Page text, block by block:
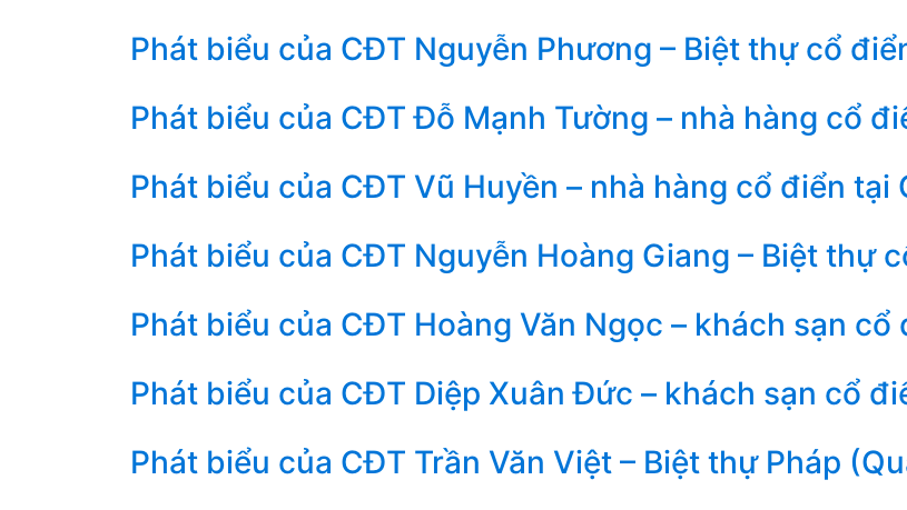
Phát biểu của CĐT Nguyễn Phương – Biệt thự cổ
Phát biểu của CĐT Đỗ Mạnh Tường – nhà hàng cổ
Phát biểu của CĐT Vũ Huyền – nhà hàng cổ điển tại
Phát biểu của CĐT Nguyễn Hoàng Giang – Biệt thự
Phát biểu của CĐT Hoàng Văn Ngọc – khách sạn cổ
Phát biểu của CĐT Diệp Xuân Đức – khách sạn cổ
Phát biểu của CĐT Trần Văn Việt – Biệt thự Pháp